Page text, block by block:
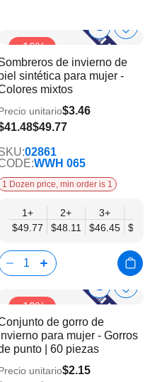
-16%
Show
Info la
de invierno de
sintética para mujer -
mixtos
$49.77
unitario$3.46
WWH 065
02861
1 Dozen price, min order is 1
1+
$49.77
2+
$48.11
3+
$46.45
-12%
Show
Info
lista
de gorro de
para mujer - Gorros
punto | 60 piezas
unitario$2.15